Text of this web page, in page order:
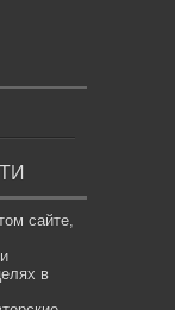
сайте,
в